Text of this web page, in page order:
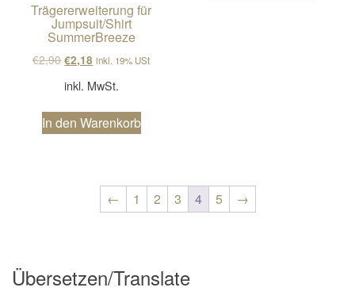
Trägererweiterung für
Jumpsuit/Shirt
SummerBreeze
€2,90Ursprünglicher Preis war: €2,90
€2,18 Aktueller Preis ist: €2,18.
inkl. 19% USt
inkl. MwSt.
In den Warenkorb
← 1 2 3 4 5 →
Übersetzen/Translate